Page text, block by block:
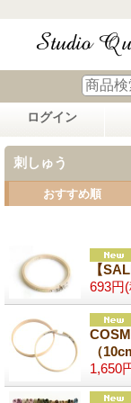
ログイン
刺しゅう
おすすめ順
【
693円
（
1,650